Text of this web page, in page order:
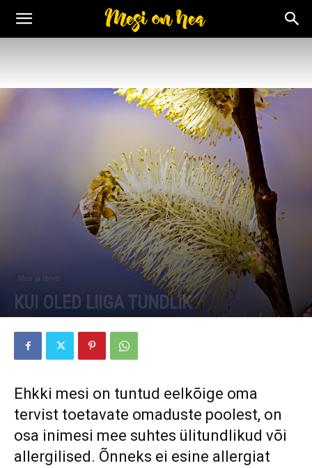
Mesi ja tervis
KUI OLED LIIGA TUNDLIK
Ehkki mesi on tuntud eelkõige oma
tervist toetavate omaduste poolest, on
osa inimesi mee suhtes ülitundlikud või
allergilised. Õnneks ei esine allergiat